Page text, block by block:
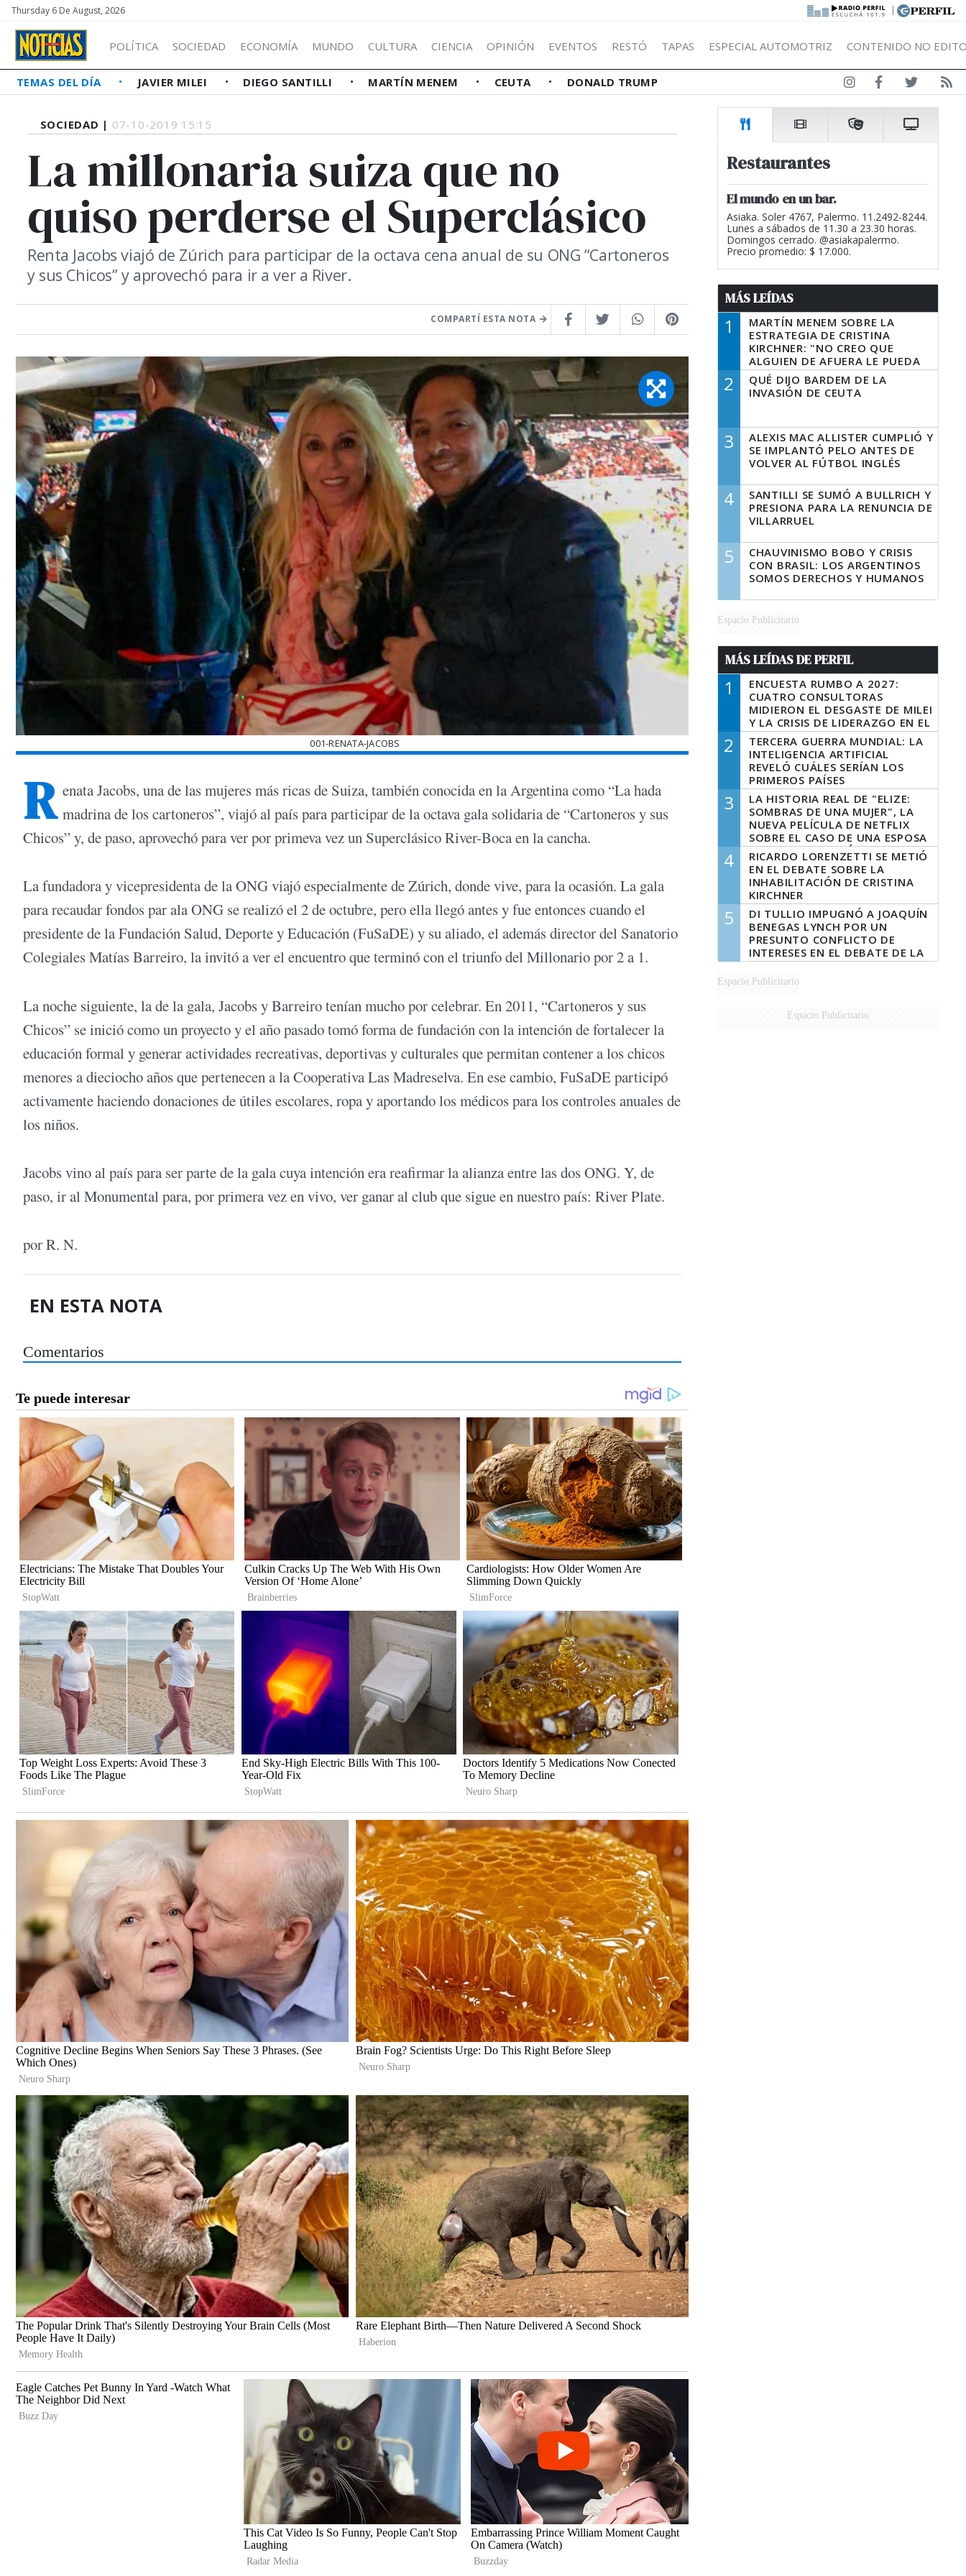
Thursday 6 De August, 2026 |
POLÍTICA SOCIEDAD ECONOMÍA MUNDO CULTURA CIENCIA OPINIÓN EVENTOS RESTÓ TAPAS ESPECIAL AUTOMOTRIZ CONTENIDO NO
TEMAS DEL DÍA JAVIER MILEI DIEGO SANTILLI MARTÍN MENEM CEUTA DONALD TRUMP
SOCIEDAD | 07-10-2019 15:15
La millonaria suiza que no
quiso perderse el Superclásico
Renta Jacobs viajó de Zúrich para participar de la octava cena anual de su ONG “Cartoneros
y sus Chicos” y aprovechó para ir a ver a River.
COMPARTÍ ESTA NOTA
001-RENATA-JACOBS
R enata Jacobs, una de las mujeres más ricas de Suiza, también conocida en la Argentina como “La hada
madrina de los cartoneros”, viajó al país para participar de la octava gala solidaria de “Cartoneros y sus
Chicos” y, de paso, aprovechó para ver por primeva vez un Superclásico River-Boca en la cancha.
La fundadora y vicepresidenta de la ONG viajó especialmente de Zúrich, donde vive, para la ocasión. La gala
para recaudar fondos par ala ONG se realizó el 2 de octubre, pero ella llegó antes y fue entonces cuando el
presidente de la Fundación Salud, Deporte y Educación (FuSaDE) y su aliado, el además director del Sanatorio
Colegiales Matías Barreiro, la invitó a ver el encuentro que terminó con el triunfo del Millonario por 2 a 1.
La noche siguiente, la de la gala, Jacobs y Barreiro tenían mucho por celebrar. En 2011, “Cartoneros y sus
Chicos” se inició como un proyecto y el año pasado tomó forma de fundación con la intención de fortalecer la
educación formal y generar actividades recreativas, deportivas y culturales que permitan contener a los chicos
menores a dieciocho años que pertenecen a la Cooperativa Las Madreselva. En ese cambio, FuSaDE participó
activamente haciendo donaciones de útiles escolares, ropa y aportando los médicos para los controles anuales de
los niños.
Jacobs vino al país para ser parte de la gala cuya intención era reafirmar la alianza entre las dos ONG. Y, de
paso, ir al Monumental para, por primera vez en vivo, ver ganar al club que sigue en nuestro país: River Plate.
por R. N.
EN ESTA NOTA
Comentarios
Restaurantes
El mundo en un bar.
Asiaka. Soler 4767, Palermo. 11.2492-8244.
Lunes a sábados de 11.30 a 23.30 horas.
Domingos cerrado. @asiakapalermo.
Precio promedio: $ 17.000.
MÁS LEÍDAS
1
MARTÍN MENEM SOBRE LA
ESTRATEGIA DE CRISTINA
KIRCHNER: "NO CREO QUE
ALGUIEN DE AFUERA LE PUEDA
DECIR A LA JUSTICIA LO QUE
TIENE QUE HACER"
2
QUÉ DIJO BARDEM DE LA
INVASIÓN DE CEUTA
3
ALEXIS MAC ALLISTER CUMPLIÓ Y
SE IMPLANTÓ PELO ANTES DE
VOLVER AL FÚTBOL INGLÉS
4
SANTILLI SE SUMÓ A BULLRICH Y
PRESIONA PARA LA RENUNCIA DE
VILLARRUEL
5
CHAUVINISMO BOBO Y CRISIS
CON BRASIL: LOS ARGENTINOS
SOMOS DERECHOS Y HUMANOS
Espacio Publicitario
MÁS LEÍDAS DE PERFIL
1
ENCUESTA RUMBO A 2027:
CUATRO CONSULTORAS
MIDIERON EL DESGASTE DE MILEI
Y LA CRISIS DE LIDERAZGO EN EL
PERONISMO
2
TERCERA GUERRA MUNDIAL: LA
INTELIGENCIA ARTIFICIAL
REVELÓ CUÁLES SERÍAN LOS
PRIMEROS PAÍSES
LATINOAMERICANOS EN SER
DERROTADOS
3
LA HISTORIA REAL DE "ELIZE:
SOMBRAS DE UNA MUJER", LA
NUEVA PELÍCULA DE NETFLIX
SOBRE EL CASO DE UNA ESPOSA
QUE DESCUARTIZÓ A SU
MARIDO
4
RICARDO LORENZETTI SE METIÓ
EN EL DEBATE SOBRE LA
INHABILITACIÓN DE CRISTINA
KIRCHNER
5
DI TULLIO IMPUGNÓ A JOAQUÍN
BENEGAS LYNCH POR UN
PRESUNTO CONFLICTO DE
INTERESES EN EL DEBATE DE LA
LEY DE TIERRAS
Espacio Publicitario
Espacio Publicitario